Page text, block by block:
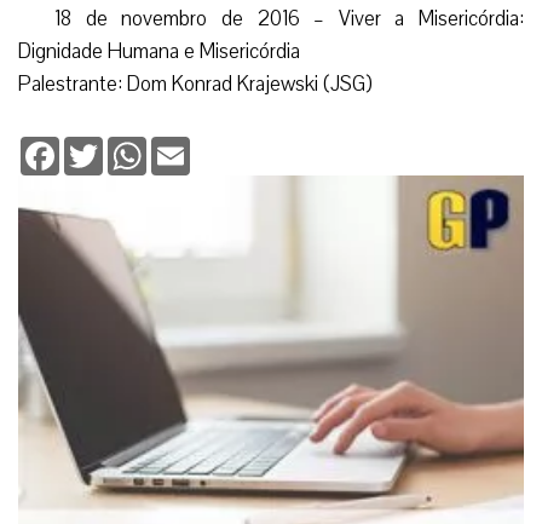
18 de novembro de 2016 – Viver a Misericórdia:
Dignidade Humana e Misericórdia
Palestrante: Dom Konrad Krajewski (JSG)
Facebook
TwitterWhatsApp